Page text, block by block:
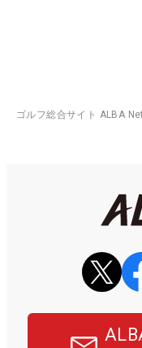
ゴルフ総合サイト ALBA Net